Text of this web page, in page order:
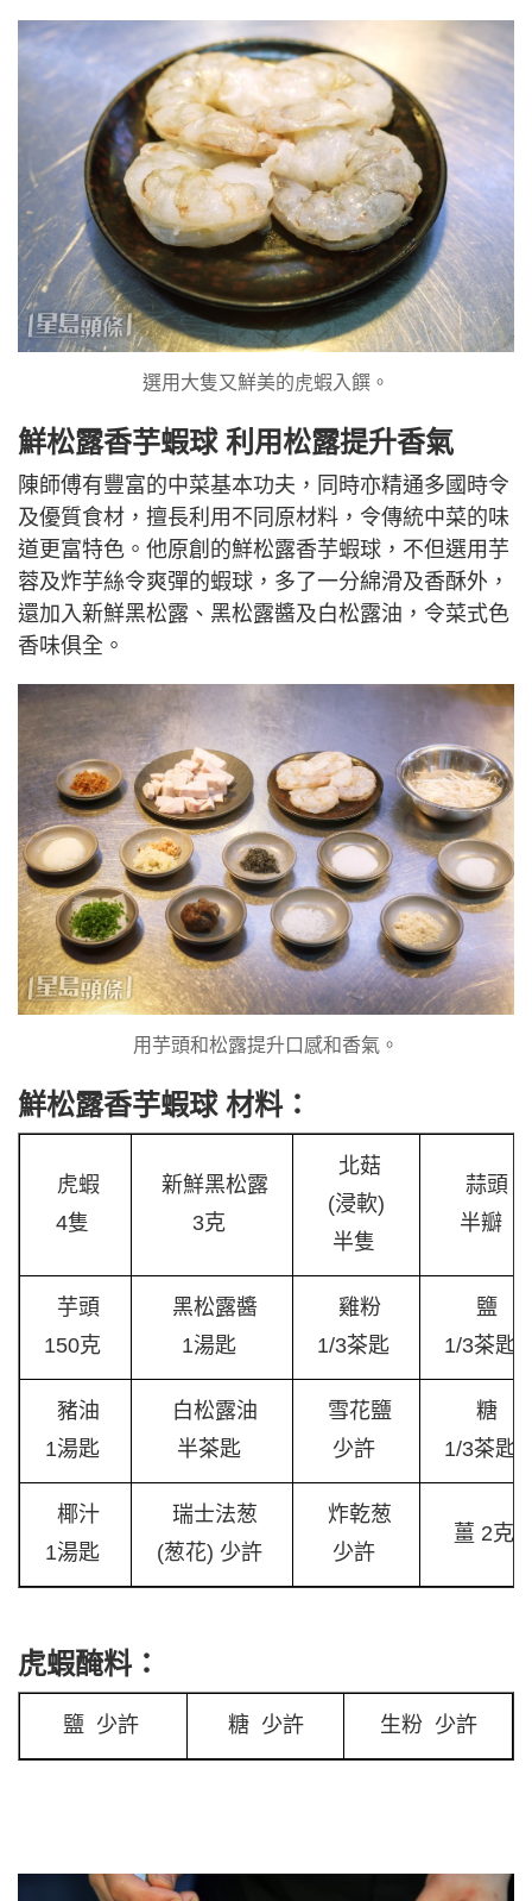
選用大隻又鮮美的虎蝦入饌。
鮮松露香芋蝦球 利用松露提升香氣
陳師傅有豐富的中菜基本功夫，同時亦精通多國時令
及優質食材，擅長利用不同原材料，令傳統中菜的味
道更富特色。他原創的鮮松露香芋蝦球，不但選用芋
蓉及炸芋絲令爽彈的蝦球，多了一分綿滑及香酥外，
還加入新鮮黑松露、黑松露醬及白松露油，令菜式色
香味俱全。
用芋頭和松露提升口感和香氣。
鮮松露香芋蝦球 材料：
虎蝦
4隻
新鮮黑松露
3克
北菇
(浸軟)
半隻
蒜頭
半瓣
芋頭
150克
黑松露醬
1湯匙
雞粉
1/3茶匙
鹽
1/3茶匙
豬油
1湯匙
白松露油
半茶匙
雪花鹽
少許
糖
1/3茶匙
椰汁
1湯匙
瑞士法葱
(葱花) 少許
炸乾葱
少許
薑 2克
虎蝦醃料：
鹽 少許 糖 少許 生粉 少許